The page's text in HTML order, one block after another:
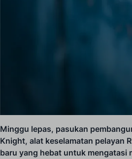
Minggu lepas, pasukan
Knight, alat keselamatan pelayan
baru yang hebat untuk mengatasi